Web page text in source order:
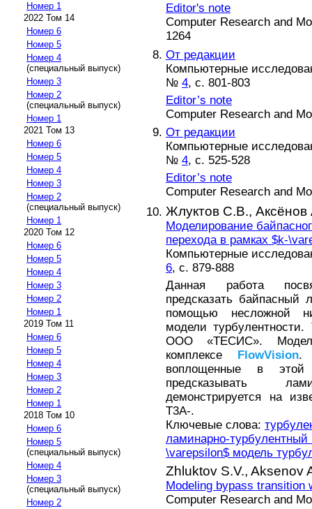
Номер 1
2022 Том 14
Номер 6
Номер 5
Номер 4
(специальный выпуск)
Номер 3
Номер 2
(специальный выпуск)
Номер 1
2021 Том 13
Номер 6
Номер 5
Номер 4
Номер 3
Номер 2
(специальный выпуск)
Номер 1
2020 Том 12
Номер 6
Номер 5
Номер 4
Номер 3
Номер 2
Номер 1
2019 Том 11
Номер 6
Номер 5
Номер 4
Номер 3
Номер 2
Номер 1
2018 Том 10
Номер 6
Номер 5
(специальный выпуск)
Номер 4
Номер 3
(специальный выпуск)
Номер 2
Editor's note
Computer Research and
1264
От редакции
Компьютерные
№ 4, с. 801-803
Editor’s note
Computer Research and
От редакции
Компьютерные
№ 4, с. 525-528
Editor’s note
Computer Research and
Жлуктов С.В.,
Моделирование
перехода в рамках $k-
Компьютерные
6, с. 879-888
Данная работа
предсказать байпасный
помощью несложной
модели
ООО «ТЕСИС».
комплексе FlowVision.
воплощенные в этой
предсказывать
демонстрируется на
T3A-.
Ключевые слова:
ламинарно-турбулентный
\varepsilon$ модель
Zhluktov S.V., Aksenov
Modeling bypass transition
Computer Research and